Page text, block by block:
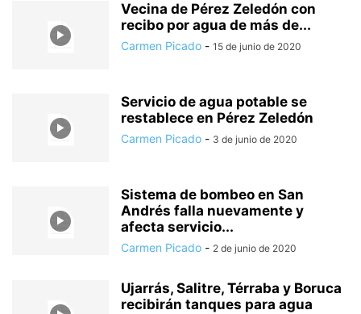
Vecina de Pérez Zeledón con
recibo por agua de más de...
Carmen Picado - 15 de junio de 2020
Servicio de agua potable se
restablece en Pérez Zeledón
Carmen Picado - 3 de junio de 2020
Sistema de bombeo en San
Andrés falla nuevamente y
afecta servicio...
Carmen Picado - 2 de junio de 2020
Ujarrás, Salitre, Térraba y Boruca
recibirán tanques para agua